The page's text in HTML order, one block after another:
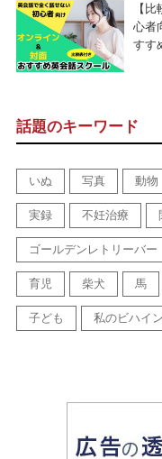
【
心者
すす
話題のキーワード
いぬ 写真 動物
実録 不妊治療
ゴールデンレトリーバー
育児 柴犬 馬
子ども 私のビハイ